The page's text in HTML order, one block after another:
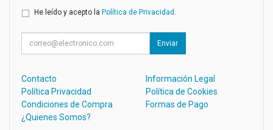
He leído y acepto la Política de Privacidad .
Enviar
Contacto
Información Legal
Política Privacidad
Política de Cookies
Condiciones de Compra
Formas de Pago
¿Quienes Somos?